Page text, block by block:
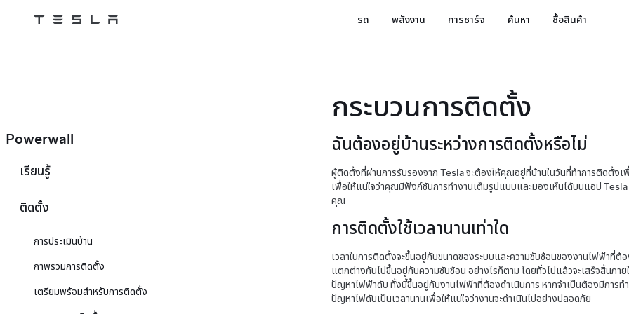
Tesla รถ พลังงาน การชาร์จ ค้นหา ซื้อสินค้า
กระบวนการติดตั้ง
ฉันต้องอยู่บ้านระหว่างการติดตั้งหรือไม่
ผู้ติดตั้งที่ผ่านการรับรองจาก Tesla จะต้องให้คุณอยู่ที่บ้านในวันที่ทำการติดตั้งเพื่
เพื่อให้แน่ใจว่าคุณมีฟังก์ชันการทำงานเต็มรูปแบบและมองเห็นได้บนแอป
คุณ
การติดตั้งใช้เวลานานเท่าใด
เวลาในการติดตั้งจะขึ้นอยู่กับขนาดของระบบและความซับซ้อนของงานไฟฟ้าที่ต้
แตกต่างกันไปขึ้นอยู่กับความซับซ้อน อย่างไรก็ตาม โดยทั่วไปแล้วจะเสร็จสิ้นภ
ปัญหาไฟฟ้าดับ ทั้งนี้ขึ้นอยู่กับงานไฟฟ้าที่ต้องดำเนินการ หากจำเป็นต้องมีการท
ปัญหาไฟดับเป็นเวลานานเพื่อให้แน่ใจว่างานจะดำเนินไปอย่างปลอดภัย
Powerwall
เรียนรู้
ติดตั้ง
การประเมินบ้าน
ภาพรวมการติดตั้ง
เตรียมพร้อมสำหรับการติดตั้ง